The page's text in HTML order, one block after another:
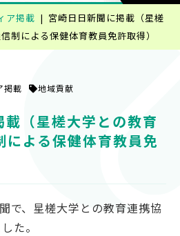
対象者別
ア掲載
宮崎日日新聞に掲載（星槎
制による保健体育教員免許取得）
掲載 地域貢献
（星槎大学との教育
よる保健体育教員免
で、星槎大学との教育連携協
た。